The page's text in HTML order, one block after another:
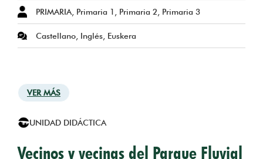
PRIMARIA, Primaria 1, Primaria 2, Primaria 3
Castellano, Inglés, Euskera
VER MÁS
UNIDAD DIDÁCTICA
Vecinos y vecinas del Parque Fluvial